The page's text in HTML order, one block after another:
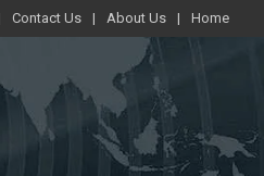
Contact Us About Us Home